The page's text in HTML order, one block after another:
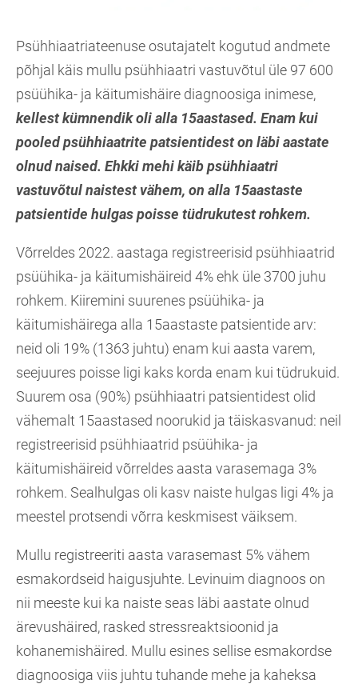
Psühhiaatriateenuse osutajatelt kogutud andmete
põhjal käis mullu psühhiaatri vastuvõtul üle 97 600
psüühika- ja käitumishäire diagnoosiga inimese,
kellest kümnendik oli alla 15aastased. Enam kui
pooled psühhiaatrite patsientidest on läbi aastate
olnud naised. Ehkki mehi käib psühhiaatri
vastuvõtul naistest vähem, on alla 15aastaste
patsientide hulgas poisse tüdrukutest rohkem.
Võrreldes 2022. aastaga registreerisid psühhiaatrid
psüühika- ja käitumishäireid 4% ehk üle 3700 juhu
rohkem. Kiiremini suurenes psüühika- ja
käitumishäirega alla 15aastaste patsientide arv:
neid oli 19% (1363 juhtu) enam kui aasta varem,
seejuures poisse ligi kaks korda enam kui tüdrukuid.
Suurem osa (90%) psühhiaatri patsientidest olid
vähemalt 15aastased noorukid ja täiskasvanud: neil
registreerisid psühhiaatrid psüühika- ja
käitumishäireid võrreldes aasta varasemaga 3%
rohkem. Sealhulgas oli kasv naiste hulgas ligi 4% ja
meestel protsendi võrra keskmisest väiksem.
Mullu registreeriti aasta varasemast 5% vähem
esmakordseid haigusjuhte. Levinuim diagnoos on
nii meeste kui ka naiste seas läbi aastate olnud
ärevushäired, rasked stressreaktsioonid ja
kohanemishäired. Mullu esines sellise esmakordse
diagnoosiga viis juhtu tuhande mehe ja kaheksa